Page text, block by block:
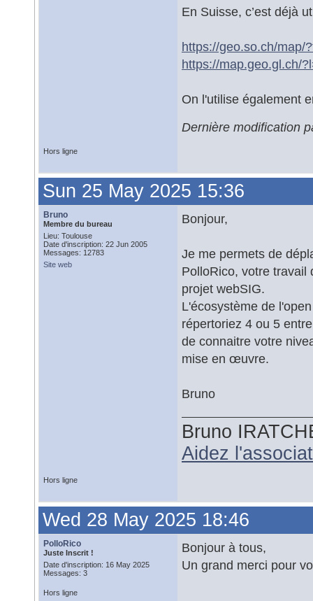
En Suisse, c’est déjà
https://geo.so.ch/
https://map.geo.gl.ch/
On l'utilise également
Dernière modification
Hors ligne
Sun 25 May 2025 15:36
Bruno
Membre du bureau
Lieu: Toulouse
Date d'inscription: 22 Jun 2005
Messages: 12783
Site web
Bonjour,
Je me permets de
PolloRico, votre travail
projet webSIG.
L'écosystème de
répertoriez 4 ou 5
de connaitre votre
mise en œuvre.
Bruno
Bruno
Aidez
Hors ligne
Wed 28 May 2025 18:46
PolloRico
Juste Inscrit !
Date d'inscription: 16 May 2025
Messages: 3
Bonjour à tous,
Un grand merci pour
Hors ligne